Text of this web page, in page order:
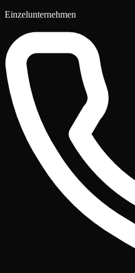
Einzelunternehmen